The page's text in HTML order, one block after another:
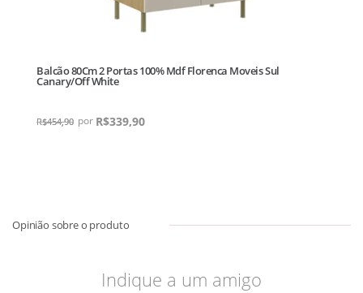
Balcão 80Cm 2 Portas 100% Mdf Florenca Moveis Sul
Canary/Off White
R$454,90 R$339,90
Indique a um amigo